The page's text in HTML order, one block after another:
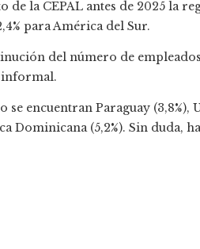
de la CEPAL antes de 2025 la
para América del Sur.
del número de
informal.
encuentran Paraguay (3,8%),
Dominicana (5,2%). Sin duda,